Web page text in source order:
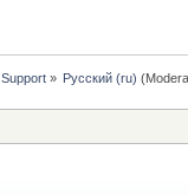
Support» Русский (ru)